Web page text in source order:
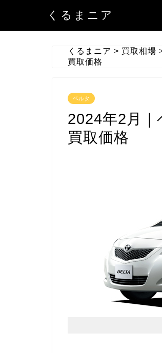
くるまニア
くるまニア > 買取相場
買取価格
ベルタ
2024年2月
買取価格